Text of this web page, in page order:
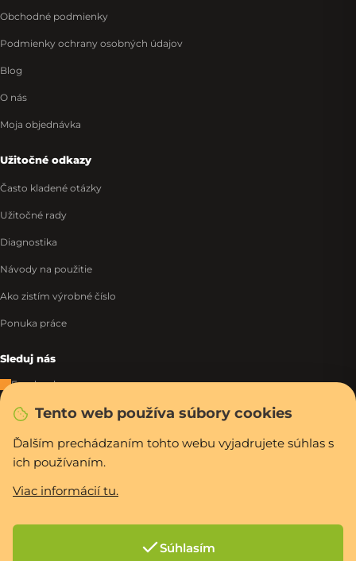
Tento web používa súbory cookies
Ďalším prechádzaním tohto webu vyjadrujete súhlas s
ich používaním.
Viac informácií tu.
Súhlasím
Obchodné podmienky
Podmienky ochrany osobných údajov
Blog
O nás
Moja objednávka
Užitočné odkazy
Často kladené otázky
Užitočné rady
Diagnostika
Návody na použitie
Ako zistím výrobné číslo
Ponuka práce
Sleduj nás
Facebook
Instagram
Tiktok
WhatsApp